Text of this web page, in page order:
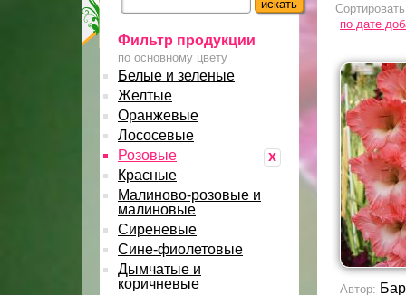
Фильтр продукции
по основному цвету
Белые и зеленые
Желтые
Оранжевые
Лососевые
x
Розовые
Красные
Малиново-розовые и
малиновые
Сиреневые
Сине-фиолетовые
Дымчатые и
коричневые
по дате
Автор: